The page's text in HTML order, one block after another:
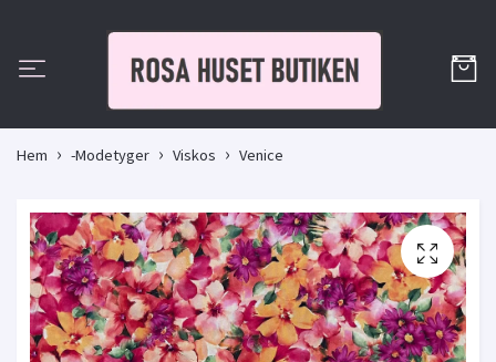
Hem -Modetyger Viskos Venice